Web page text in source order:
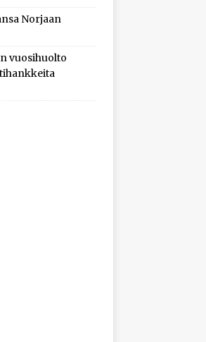
Norjaan
vuosihuolto